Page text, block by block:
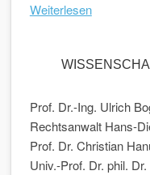
Weiterlesen
Prof. Dr.-Ing. Ulrich
Rechtsanwalt Hans-
Prof. Dr. Christian
Univ.-Prof. Dr. phil.